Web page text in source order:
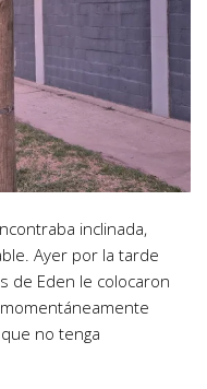
inclinada,
Ayer por la tarde
de Eden le colocaron
no tenga